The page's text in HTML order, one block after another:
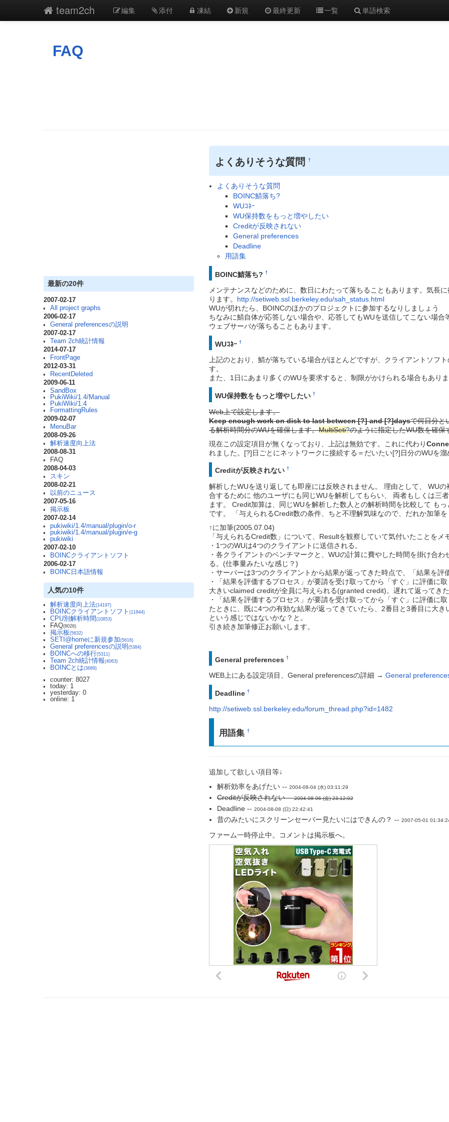
team2ch 編集 添付 凍結 新規 最終更新 一覧 単語検索
FAQ
最新の20件
2007-02-17
All project graphs
2006-02-17
General preferencesの説明
2007-02-17
Team 2ch統計情報
2014-07-17
FrontPage
2012-03-31
RecentDeleted
2009-06-11
SandBox
PukiWiki/1.4/Manual
PukiWiki/1.4
FormattingRules
2009-02-07
MenuBar
2008-09-26
解析速度向上法
2008-08-31
FAQ
2008-04-03
スキン
2008-02-21
以前のニュース
2007-05-16
掲示板
2007-02-14
pukiwiki/1.4/manual/plugin/o-r
pukiwiki/1.4/manual/plugin/e-g
pukiwiki
2007-02-10
BOINCクライアントソフト
2006-02-17
BOINC日本語情報
人気の10件
解析速度向上法(14197)
BOINCクライアントソフト (11844)
CPU別解析時間 (10853)
FAQ(8026)
掲示板(5632)
SETI@homeに新規参加(5616)
General preferencesの説明 (5384)
BOINCへの移行(5311)
Team 2ch統計情報(4063)
BOINCとは(3689)
counter: 8027
today: 1
yesterday: 0
online: 1
よくありそうな質問†
よくありそうな質問
BOINC鯖落ち?
WUｺﾈｰ
WU保持数をもっと増やしたい
Creditが反映されない
General preferences
Deadline
用語集
BOINC鯖落ち? †
メンテナンスなどのために、数日にわたって落ちることもあります。気長
ります。 http://setiweb.ssl.berkeley.edu/sah_status.html
WUが切れたら、BOINCのほかのプロジェクトに参加するなりしましょう
ちなみに鯖自体が応答しない場合や、応答してもWUを送信してこない場合
ウェブサーバが落ちることもあります。
WUｺﾈｰ †
上記のとおり、鯖が落ちている場合がほとんどですが、クライアントソフ
す。
また、1日にあまり多くのWUを要求すると、制限がかけられる場合もありま
WU保持数をもっと増やしたい †
Web上で設定します。
Keep enough work on disk to last between [?] and [?]daysで何日分と
る解析時間分のWUを確保します。MultiSeti?のように指定したWU数を確保
現在この設定項目が無くなっており、上記は無効です。これに代わり
れました。[?]日ごとにネットワークに接続する＝だいたい[?]日分のWUを溜
Creditが反映されない †
解析したWUを送り返しても即座には反映されません。 理由として、 WU
合するために 他のユーザにも同じWUを解析してもらい、 両者もしくは三
ます。 Credit加算は、同じWUを解析した数人との解析時間を比較して も
です。 「与えられるCredit数の条件、ちと不理解気味なので、だれか加筆を
↑に加筆(2005.07.04)
「与えられるCredit数」について、Resultを観察していて気付いたことをメ
・1つのWUは4つのクライアントに送信される。
・各クライアントのベンチマークと、WUの計算に費やした時間を掛け合
る。(仕事量みたいな感じ？)
・サーバーは3つのクライアントから結果が返ってきた時点で、「結果を
・「結果を評価するプロセス」が要請を受け取ってから「すぐ」に評価に
大きいclaimed creditが全員に与えられる(granted credit)。遅れて返ってき
・「結果を評価するプロセス」が要請を受け取ってから「すぐ」に評価に
たときに、既に4つの有効な結果が返ってきていたら、2番目と3番目に大き
という感じではないかな？と。
引き続き加筆修正お願いします。
General preferences †
WEB上にある設定項目、General preferencesの詳細 → General
Deadline †
http://setiweb.ssl.berkeley.edu/forum_thread.php?id=1482
用語集†
追加して欲しい項目等↓
解析効率をあげたい -- 2004-08-04 (水) 03:11:29
Creditが反映されない --2004-08-06 (金) 23:12:02
Deadline -- 2004-08-08 (日) 22:42:41
昔のみたいにスクリーンセーバー見たいにはできんの？ -- 2007-05-01
ファーム一時停止中。コメントは掲示板へ。